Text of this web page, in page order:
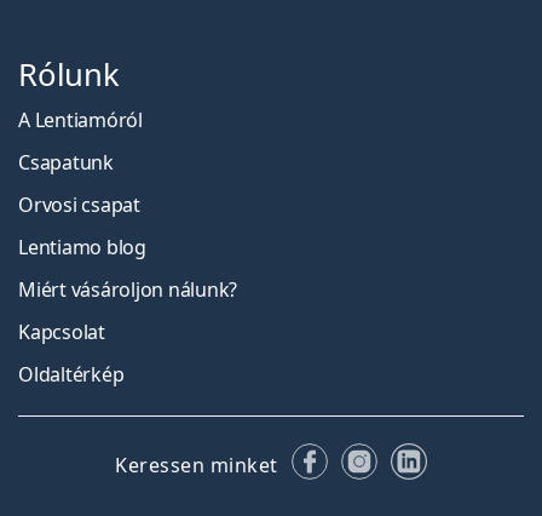
Rólunk
A Lentiamóról
Csapatunk
Orvosi csapat
Lentiamo blog
Miért vásároljon nálunk?
Kapcsolat
Oldaltérkép
Keressen minket FacebookInstagram
LinkedIn